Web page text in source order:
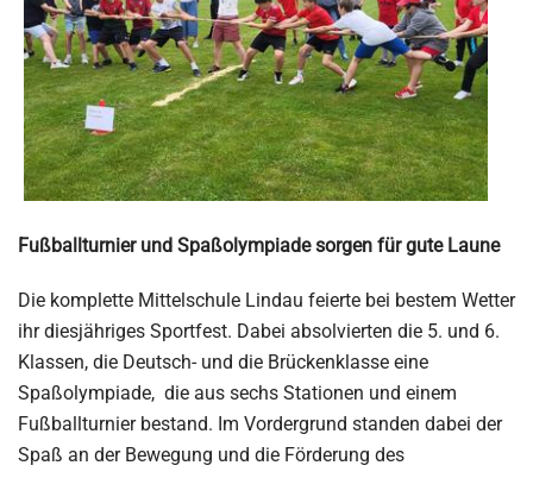
Fußballturnier und Spaßolympiade sorgen für gute Laune
Die komplette Mittelschule Lindau feierte bei bestem Wetter
ihr diesjähriges Sportfest. Dabei absolvierten die 5. und 6.
Klassen, die Deutsch- und die Brückenklasse eine
Spaßolympiade, die aus sechs Stationen und einem
Fußballturnier bestand. Im Vordergrund standen dabei der
Spaß an der Bewegung und die Förderung des